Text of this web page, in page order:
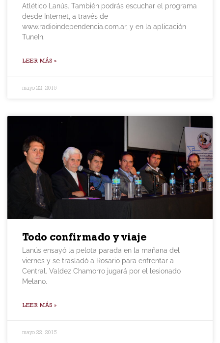
Atlético Lanús. También podrás escuchar el programa
desde Internet, a través de
www.radioindependencia.com.ar, y en la aplicación
TuneIn.
LEER MÁS »
mayo 22, 2015
Todo confirmado y viaje
Lanús ensayó la pelota parada en la mañana del
viernes y se trasladó a Rosario para enfrentar a
Central. Valdez Chamorro jugará por el lesionado
Melano.
LEER MÁS »
mayo 22, 2015